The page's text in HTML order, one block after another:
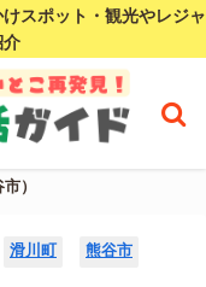
スポット・観光やレジャ
介
）
滑川町 熊谷市